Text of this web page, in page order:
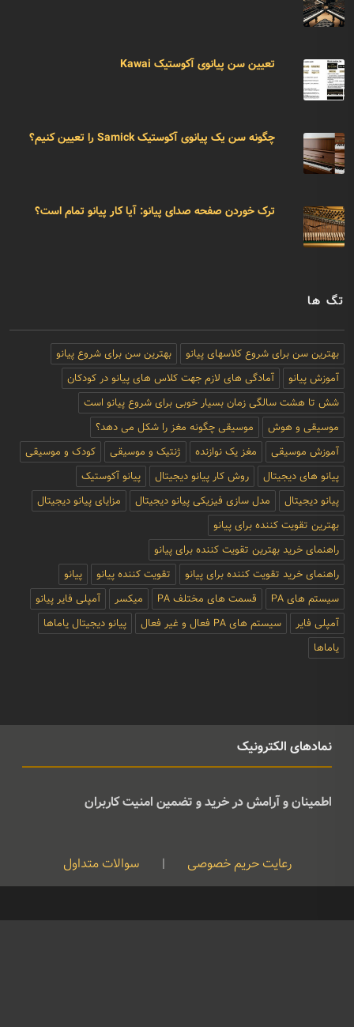
تعیین سن پیانوی آکوستیک Kawai
چگونه سن یک پیانوی آکوستیک Samick را تعیین کنیم؟
ترک خوردن صفحه صدای پیانو: آیا کار پیانو تمام است؟
تگ ها
بهترین سن برای شروع کلاسهای پیانو
بهترین سن برای شروع پیانو
آموزش پیانو
آمادگی های لازم جهت کلاس های پیانو در کودکان
شش تا هشت سالگی زمان بسیار خوبی برای شروع پیانو است
موسیقی و هوش
موسیقی چگونه مغز را شکل می دهد؟
آموزش موسیقی
مغز یک نوازنده ژنتیک و موسیقی
کودک و موسیقی
پیانو های دیجیتال
روش کار پیانو دیجیتال
پیانو آکوستیک
پیانو دیجیتال
مدل سازی فیزیکی پیانو دیجیتال
مزایای پیانو دیجیتال
بهترین تقویت کننده برای پیانو
راهنمای خرید بهترین تقویت کننده برای پیانو
راهنمای خرید تقویت کننده برای پیانو
تقویت کننده پیانو
پیانو
سیستم های PA
قسمت های مختلف PA میکسر
آمپلی فایر پیانو
آمپلی فایر
سیستم های PA فعال و غیر فعال
پیانو دیجیتال یاماها
یاماها
نمادهای الکترونیک
اطمینان و آرامش در خرید و تضمین امنیت کاربران
رعایت حریم خصوصی | سوالات متداول